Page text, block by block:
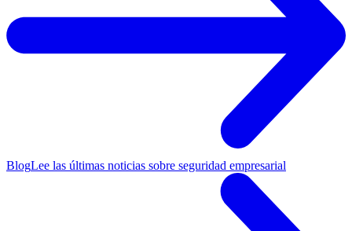
BlogLee las últimas noticias sobre seguridad empresarial